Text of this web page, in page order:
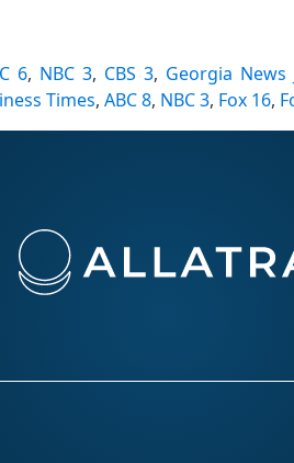
6, NBC 3, CBS 3, Georgia News
Times, ABC 8, NBC 3, Fox 16,